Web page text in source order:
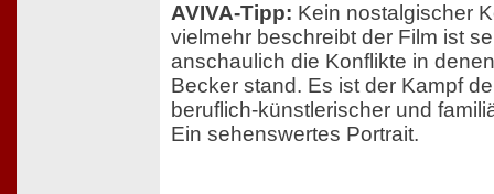
AVIVA-Tipp: Kein nostalgischer
vielmehr beschreibt der Film ist
anschaulich die Konflikte in
Becker stand. Es ist der Kampf
beruflich-künstlerischer und
Ein sehenswertes Portrait.